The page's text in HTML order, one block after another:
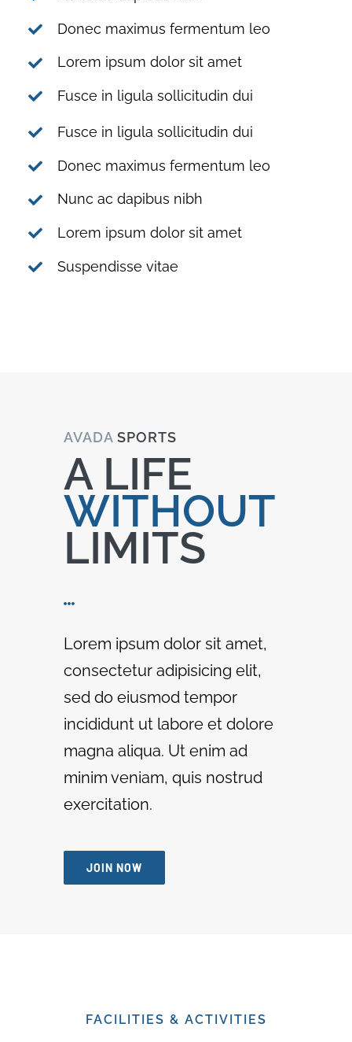
Donec maximus fermentum leo
Lorem ipsum dolor sit amet
Fusce in ligula sollicitudin dui
Fusce in ligula sollicitudin dui
Donec maximus fermentum leo
Nunc ac dapibus nibh
Lorem ipsum dolor sit amet
Suspendisse vitae
AVADASPORTS
A LIFE
WITHOUT
LIMITS
Lorem ipsum dolor sit amet,
consectetur adipisicing elit,
sed do eiusmod tempor
incididunt ut labore et dolore
magna aliqua. Ut enim ad
minim veniam, quis nostrud
exercitation.
JOIN NOW
FACILITIES & ACTIVITIES